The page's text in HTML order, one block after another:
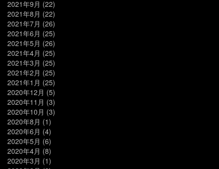
2021年9月 (22)
2021年8月 (22)
2021年7月 (26)
2021年6月 (25)
2021年5月 (26)
2021年4月 (25)
2021年3月 (25)
2021年2月 (25)
2021年1月 (25)
2020年12月 (5)
2020年11月 (3)
2020年10月 (3)
2020年8月 (1)
2020年6月 (4)
2020年5月 (6)
2020年4月 (8)
2020年3月 (1)